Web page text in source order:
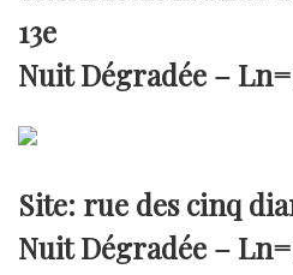
13e
Nuit Dégradée –
Site: rue des cinq
Nuit Dégradée –